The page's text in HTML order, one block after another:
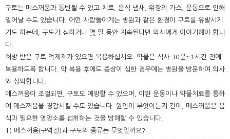
구토는 메스꺼움과 동반될 수 있고 치료, 음식 냄새, 위장의 가스, 운동으로 인해
일어날 수도 있습니다. 어떤 사람들에게는 병원과 같은 환경이 구토를 유발시키
기도 하는데, 구토가 심하거나 몇 일 동안 지속된다면 의사에게 이야기해야 합니
다.
처방 받은 구토 억제제가 있으면 복용하십시오. 약물은 식사 30분~1시간 전에
복용하도록 합니다. 약 복용 후에도 증상이 심한 경우에는 병원을 방문하여 의사
와 상의합니다.
메스꺼움이 조절되면, 구토도 예방할 수 있으며, 이완 운동이나 약물치료를 통하
여 메스꺼움을 경감시킬 수도 있습니다. 원인이 무엇이든지 간에, 메스꺼움은 음
식과 필요한 영양소를 섭취하는 것을 방해할 수 있습니다.
1) 메스꺼움(구역질)과 구토의 종류는 무엇일까요?